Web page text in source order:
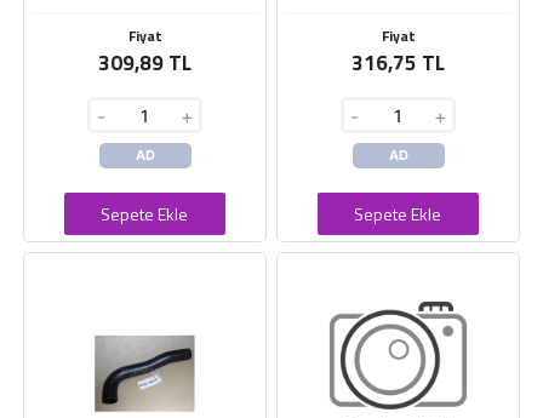
Fiyat
309,89 TL
- +
AD
Sepete Ekle
Fiyat
316,75 TL
- +
AD
Sepete Ekle